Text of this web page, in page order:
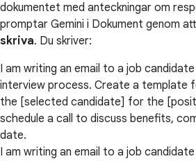
dokumentet med anteckningar om
promptar Gemini i Dokument genom
skriva. Du skriver:
I am writing an email to a job
interview process. Create a template
the [selected candidate] for the
schedule a call to discuss benefits,
date.
I am writing an email to a job